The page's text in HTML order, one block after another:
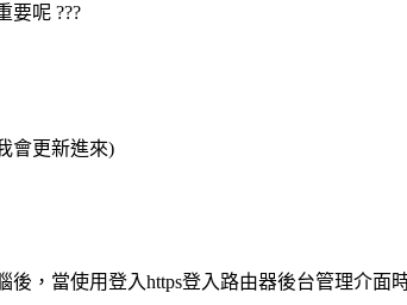
要呢 ???
會更新進來)
，當使用登入https登入路由器後台管理介面